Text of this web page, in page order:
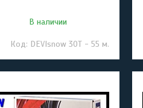
В наличии
DEVIsnow 30T - 55 м.